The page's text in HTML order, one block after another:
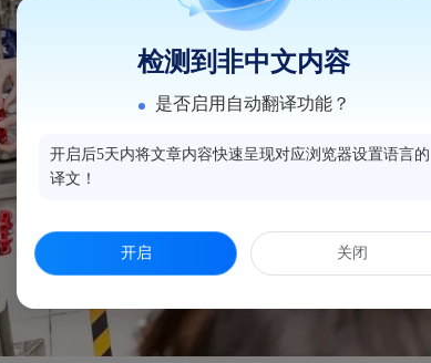
检测到非中文内容
是否启用自动翻译功能？
开启后5天内将文章内容快速呈现对应浏览器设置语言的
译文！
开启 关闭